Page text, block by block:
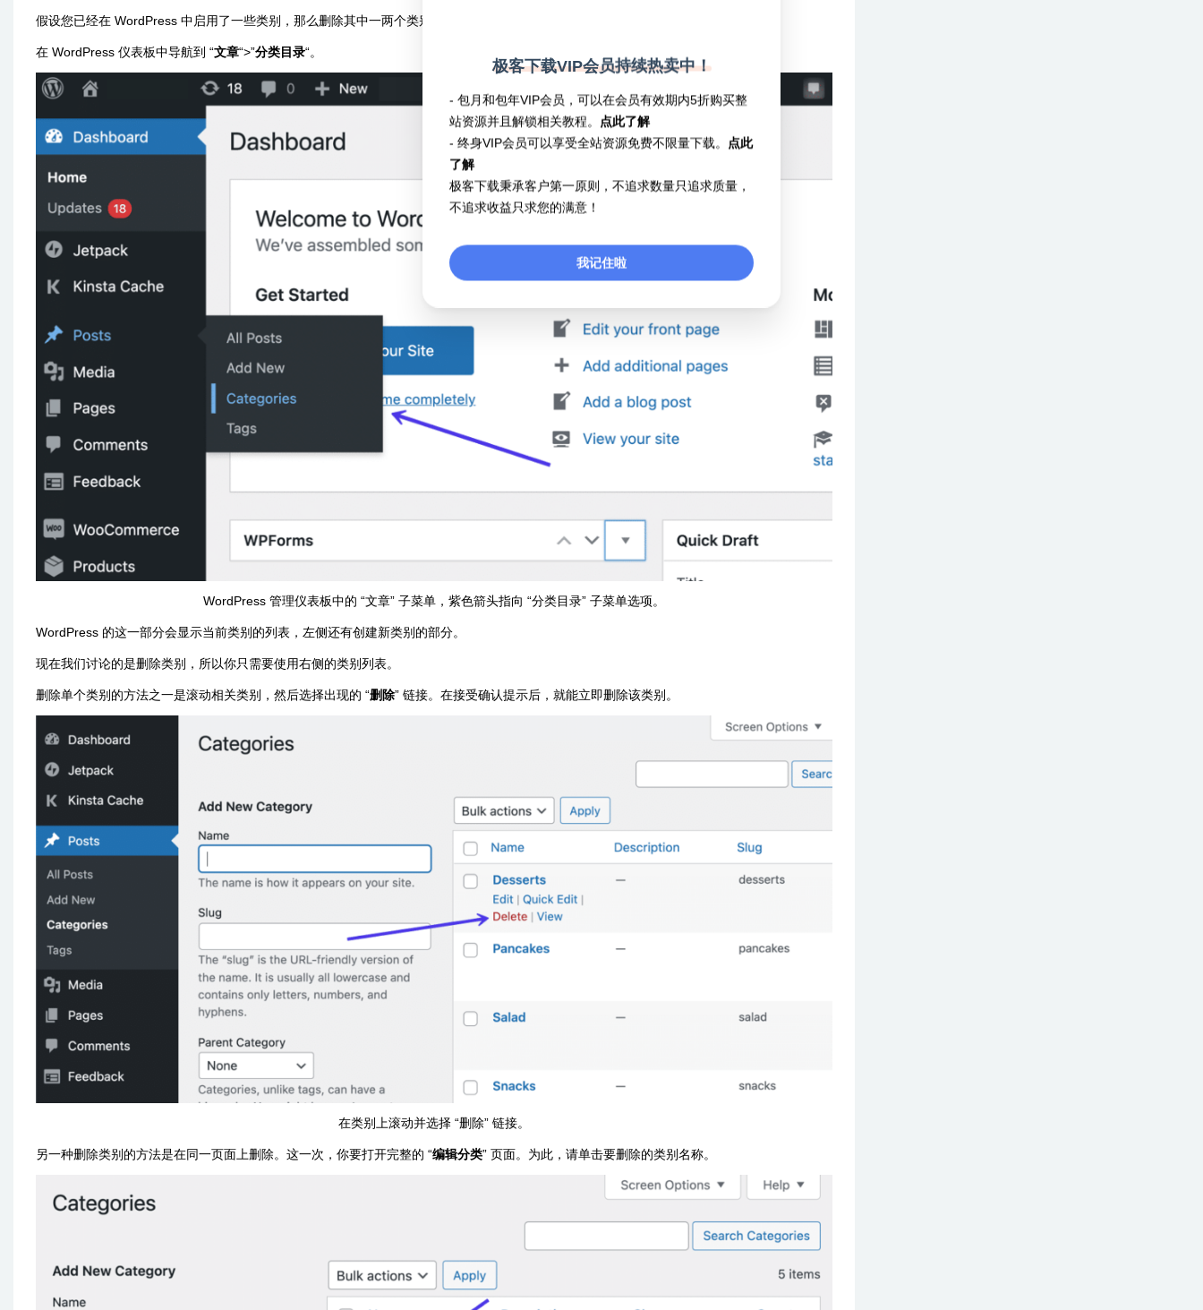
假设您已经在 WordPress 中启用了一些类别，那么删除其中一两个类别的最快方法就是通过 WordPress 的基本
在 WordPress 仪表板中导航到 “文章“>”分类目录“。
WordPress 管理仪表板中的 “文章” 子菜单，紫色箭头指向 “分类目录” 子菜单选项。
WordPress 的这一部分会显示当前类别的列表，左侧还有创建新类别的部分。
现在我们讨论的是删除类别，所以你只需要使用右侧的类别列表。
删除单个类别的方法之一是滚动相关类别，然后选择出现的 “删除” 链接。在接受确认提示后，就能立即删除该类别。
在类别上滚动并选择 “删除” 链接。
另一种删除类别的方法是在同一页面上删除。这一次，你要打开完整的 “编辑分类” 页面。为此，请单击要删除的类别名称。
极客下载VIP会员持续热卖中！
- 包月和包年VIP会员，可以在会员有效期内5折购买整
站资源并且解锁相关教程。 点此了解
- 终身VIP会员可以享受全站资源免费不限量下载。 点此
了解
极客下载秉承客户第一原则，不追求数量只追求质量，
不追求收益只求您的满意！
我记住啦